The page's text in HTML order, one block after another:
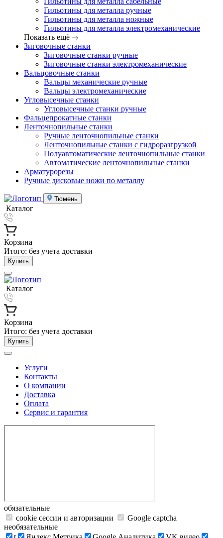
Гильотины для металла ручные
Гильотины для металла ножные
Гильотины для металла электромеханические
Показать ещё
Зиговочные станки
Зиговочные станки ручные
Зиговочные станки электромеханические
Вальцовочные станки
Вальцы механические ручные
Вальцы электромеханические
Угловысечные станки
Угловысечные станки ручные
Фальцепрокатные станки
Ленточнопильные станки
Ручные ленточнопильные станки
Ленточнопильные станки с гидроразгрузкой
Полуавтоматические ленточнопильные станки
Автоматические ленточнопильные станки
Арматурорезы
Ручные дисковые ножи по металлу
Тюмень
Каталог
Корзина
Итого: без учета доставки
Купить
Каталог
Корзина
Итого: без учета доставки
Купить
Услуги
Контакты
О компании
Доставка
Оплата
Сервис и гарантия
обязательные
cookie сессии и авторизации
Google captcha
необязательные